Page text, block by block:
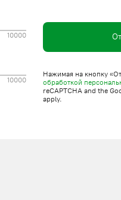
10000
10000
Нажимая на кнопку
обработкой
reCAPTCHA and the
apply.